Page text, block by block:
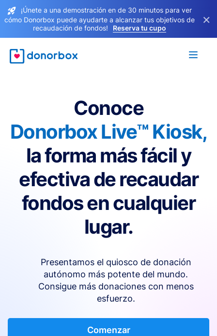
¡Únete a una demostración en de 30 minutos para ver
cómo Donorbox puede ayudarte a alcanzar tus objetivos de
recaudación de fondos!
Reserva tu cupo
×
Conoce
Donorbox Live™ Kiosk,
la forma más fácil y
efectiva de recaudar
fondos en cualquier
lugar.
Presentamos el quiosco de donación
autónomo más potente del mundo.
Consigue más donaciones con menos
esfuerzo.
Comenzar